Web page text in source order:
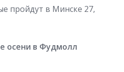
пройдут в Минске 27,
осени в Фудмолл